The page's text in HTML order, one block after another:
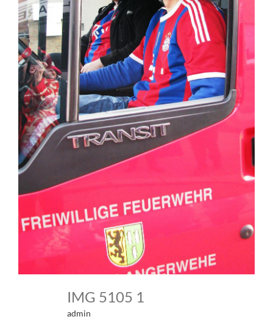
IMG 5105 1
admin